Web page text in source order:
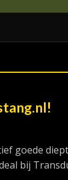
goede
bij